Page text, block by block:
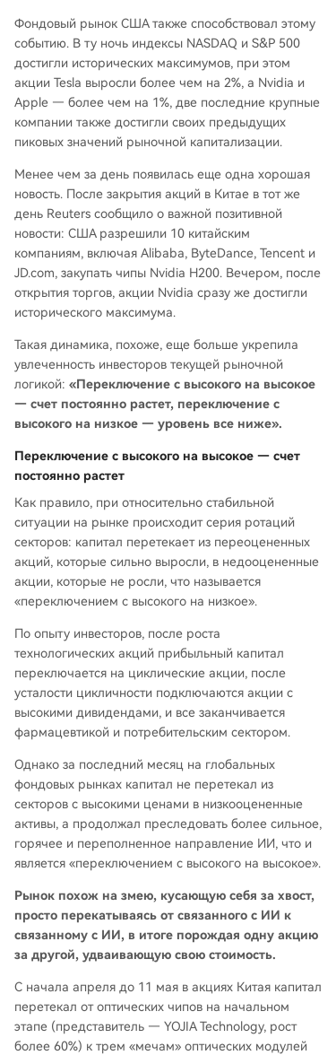
Фондовый рынок США также способствовал этому
событию. В ту ночь индексы NASDAQ и S&P 500
достигли исторических максимумов, при этом
акции Tesla выросли более чем на 2%, а Nvidia и
Apple — более чем на 1%, две последние крупные
компании также достигли своих предыдущих
пиковых значений рыночной капитализации.
Менее чем за день появилась еще одна хорошая
новость. После закрытия акций в Китае в тот же
день Reuters сообщило о важной позитивной
новости: США разрешили 10 китайским
компаниям, включая Alibaba, ByteDance, Tencent и
JD.com, закупать чипы Nvidia H200. Вечером, после
открытия торгов, акции Nvidia сразу же достигли
исторического максимума.
Такая динамика, похоже, еще больше укрепила
увлеченность инвесторов текущей рыночной
логикой: «Переключение с высокого на высокое
— счет постоянно растет, переключение с
высокого на низкое — уровень все ниже».
Переключение с высокого на высокое — счет
постоянно растет
Как правило, при относительно стабильной
ситуации на рынке происходит серия ротаций
секторов: капитал перетекает из переоцененных
акций, которые сильно выросли, в недооцененные
акции, которые не росли, что называется
«переключением с высокого на низкое».
По опыту инвесторов, после роста
технологических акций прибыльный капитал
переключается на циклические акции, после
усталости цикличности подключаются акции с
высокими дивидендами, и все заканчивается
фармацевтикой и потребительским сектором.
Однако за последний месяц на глобальных
фондовых рынках капитал не перетекал из
секторов с высокими ценами в низкооцененные
активы, а продолжал преследовать более сильное,
горячее и переполненное направление ИИ, что и
является «переключением с высокого на высокое».
Рынок похож на змею, кусающую себя за хвост,
просто перекатываясь от связанного с ИИ к
связанному с ИИ, в итоге порождая одну акцию
за другой, удваивающую свою стоимость.
С начала апреля до 11 мая в акциях Китая капитал
перетекал от оптических чипов на начальном
этапе (представитель — YOJIA Technology, рост
более 60%) к трем «мечам» оптических модулей